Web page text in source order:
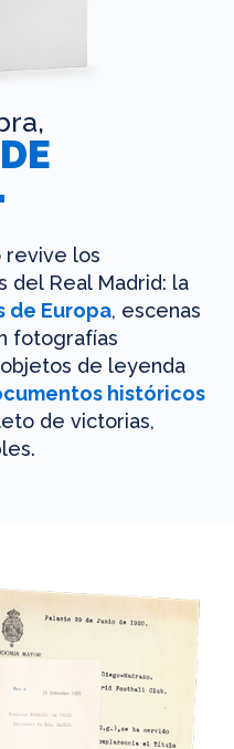
revive los
del Real Madrid: la
de Europa, escenas
fotografías
de leyenda
históricos
de victorias,